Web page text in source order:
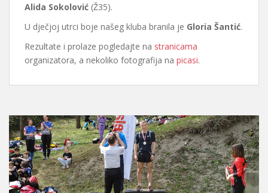
Alida Sokolović (Ž35).
U dječjoj utrci boje našeg kluba branila je Gloria Šantić.
Rezultate i prolaze pogledajte na stranicama
organizatora, a nekoliko fotografija na picasi.